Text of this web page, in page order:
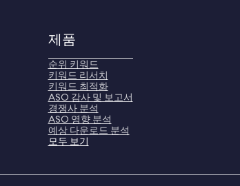
제품
순위 키워드
키워드 리서치
키워드 최적화
ASO 감사 및 보고서
경쟁사 분석
ASO 영향 분석
예상 다운로드 분석
모두 보기